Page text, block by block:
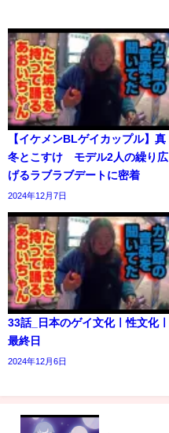
【イケメンBLゲイカップル】真
冬とこすけ モデル2人の繰り広
げるラブラブデートに密着
2024年12月7日
33話_日本のゲイ文化ㅣ性文化ㅣ
最終日
2024年12月6日